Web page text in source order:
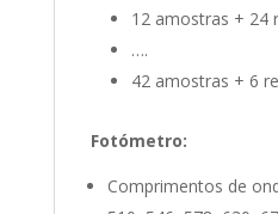
12 amostras + 24
….
42 amostras + 6
Fotómetro:
Comprimentos de